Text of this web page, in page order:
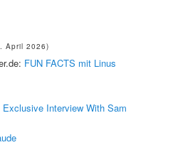
April 2026)
FUN FACTS mit Linus
Exclusive Interview With Sam